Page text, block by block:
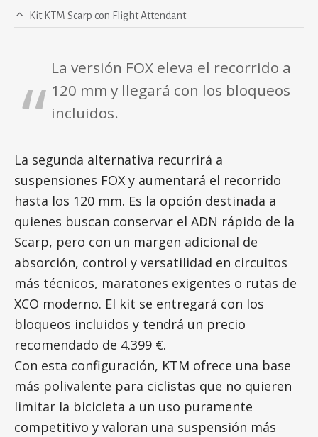
Kit KTM Scarp con Flight Attendant
La versión FOX eleva el recorrido a
120 mm y llegará con los bloqueos
incluidos.
La segunda alternativa recurrirá a
suspensiones FOX y aumentará el recorrido
hasta los 120 mm. Es la opción destinada a
quienes buscan conservar el ADN rápido de la
Scarp, pero con un margen adicional de
absorción, control y versatilidad en circuitos
más técnicos, maratones exigentes o rutas de
XCO moderno. El kit se entregará con los
bloqueos incluidos y tendrá un precio
recomendado de 4.399 €.
Con esta configuración, KTM ofrece una base
más polivalente para ciclistas que no quieren
limitar la bicicleta a un uso puramente
competitivo y valoran una suspensión más